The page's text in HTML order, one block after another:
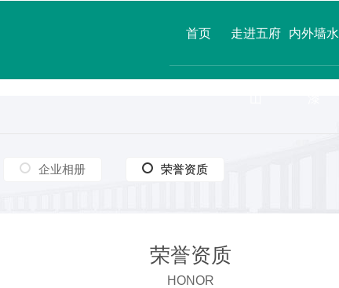
首页 走进五府 内外墙水
企业相册 荣誉资质
荣誉资质
荣誉资质
HONOR